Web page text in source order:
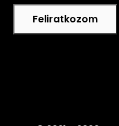
Feliratkozom